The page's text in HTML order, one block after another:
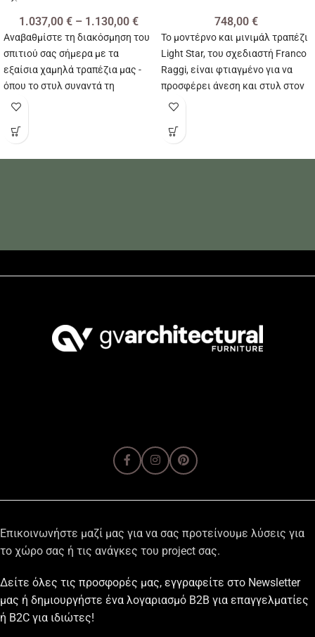
1.037,00 € – 1.130,00 €
Αναβαθμίστε τη διακόσμηση του
σπιτιού σας σήμερα με τα
εξαίσια χαμηλά τραπέζια μας -
όπου το στυλ συναντά τη
λειτουργικότητα απρόσκοπτα.
748,00 €
Το μοντέρνο και μινιμάλ τραπέζι
Light Star, του σχεδιαστή Franco
Raggi, είναι φτιαγμένο για να
προσφέρει άνεση και στυλ στον
χώρο σας!
Επικοινωνήστε μαζί μας για να σας προτείνουμε λύσεις για
το χώρο σας ή τις ανάγκες του project σας.
Δείτε όλες τις προσφορές μας, εγγραφείτε στο Newsletter
μας ή δημιουργήστε ένα λογαριασμό B2B για επαγγελματίες
ή B2C για ιδιώτες!